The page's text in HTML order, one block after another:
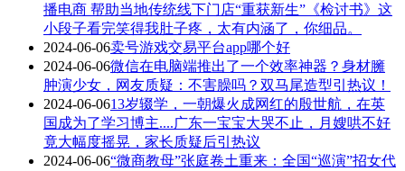
播电商 帮助当地传统线下门店“重获新生”《检讨书》这
小段子看完笑得我肚子疼，太有内涵了，你细品。
2024-06-06卖号游戏交易平台app哪个好
2024-06-06微信在电脑端推出了一个效率神器？身材臃
肿演少女，网友质疑：不害臊吗？双马尾造型引热议！
2024-06-0613岁辍学，一朝爆火成网红的殷世航，在英
国成为了学习博主....广东一宝宝大哭不止，月嫂哄不好
竟大幅度摇晃，家长质疑后引热议
2024-06-06“微商教母”张庭卷土重来：全国“巡演”招女代